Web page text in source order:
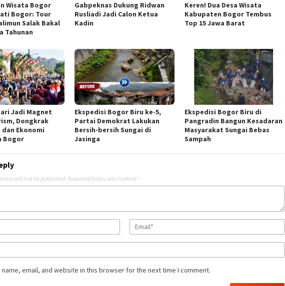
Wisata Bogor
Bogor: Tour
Salak Bakal
Tahunan
Gabpeknas Dukung Ridwan
Rusliadi Jadi Calon Ketua
Kadin
Keren! Dua Desa Wisata
Kabupaten Bogor Tembus
Top 15 Jawa Barat
Jadi Magnet
Dongkrak
Ekonomi
Bogor
Ekspedisi Bogor Biru ke-5,
Partai Demokrat Lakukan
Bersih-bersih Sungai di
Jasinga
Ekspedisi Bogor Biru di
Pangradin Bangun Kesadaran
Masyarakat Sungai Bebas
Sampah
will not be published. Required fields are marked *
name, email, and website in this browser for the next time I comment.